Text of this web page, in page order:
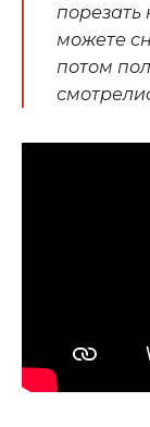
можете
потом